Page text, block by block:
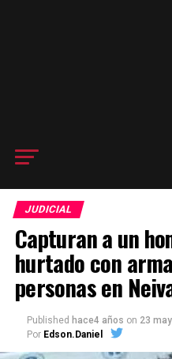
JUDICIAL
Capturan a un
hurtado con
personas en
Published hace4 años on 23
Por Edson.Daniel